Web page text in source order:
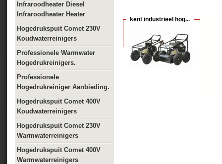
Infraroodheater Diesel
Infraroodheater Heater
Hogedrukspuit Comet 230V
Koudwaterreinigers
Professionele Warmwater
Hogedrukreinigers.
Professionele
Hogedrukreiniger Aanbieding.
Hogedrukspuit Comet 400V
Koudwaterreinigers
Hogedrukspuit Comet 230V
Warmwaterreinigers
Hogedrukspuit Comet 400V
Warmwaterreinigers
kent industrieel hog...